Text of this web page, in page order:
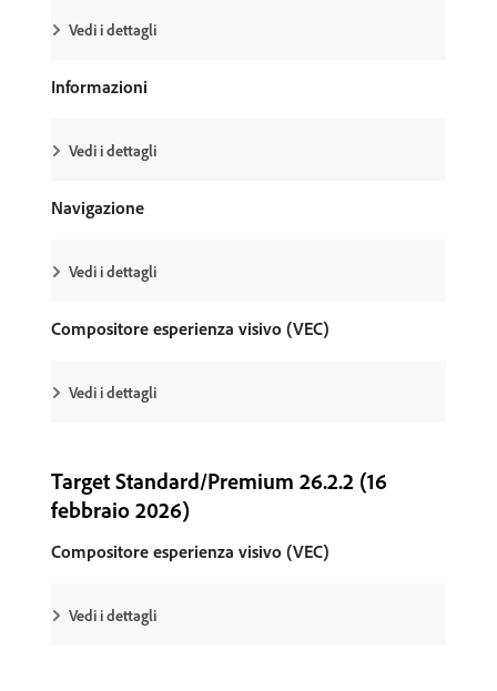
Vedi i dettagli
Informazioni
Vedi i dettagli
Navigazione
Vedi i dettagli
Compositore esperienza visivo (VEC)
Vedi i dettagli
Target Standard/Premium 26.2.2 (16
febbraio 2026)
Compositore esperienza visivo (VEC)
Vedi i dettagli